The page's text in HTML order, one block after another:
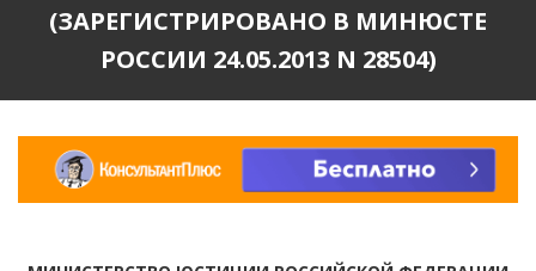
(ЗАРЕГИСТРИРОВАНО В МИНЮСТЕ
РОССИИ 24.05.2013 N 28504)